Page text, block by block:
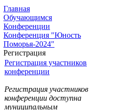
Главная
Обучающимся
Конференции
Конференция "Юность
Поморья-2024"
Регистрация
Регистрация участников
конференции
Регистрация участников
конференции доступна
муниципальным